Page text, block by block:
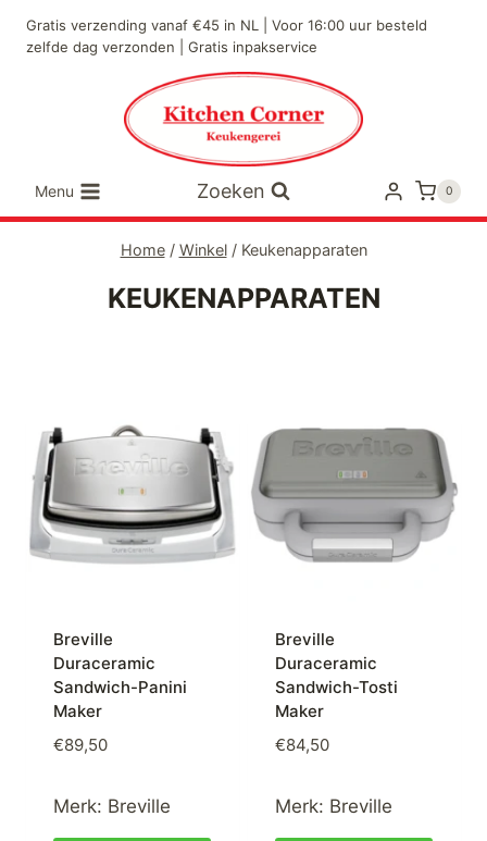
naar
Gratis verzending vanaf €45 in NL | Voor 16:00 uur besteld
zelfde dag verzonden | Gratis inpakservice
Menu Zoeken 0
Home / Winkel / Keukenapparaten
KEUKENAPPARATEN
Breville
Duraceramic
Sandwich-Panini
Maker
€89,50
Merk: Breville
Breville
Duraceramic
Sandwich-Tosti
Maker
€84,50
Merk: Breville